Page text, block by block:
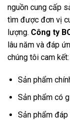
nguồn cung cấp
tìm được đơn vị
lượng. Công ty
lâu năm và đáp
chúng tôi cam kết:
Sản phẩm
Sản phẩm có
Sản phẩm